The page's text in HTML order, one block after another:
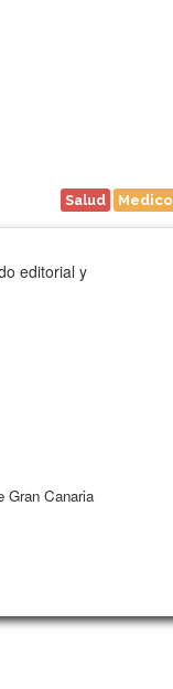
Salud
editorial y
Gran Canaria